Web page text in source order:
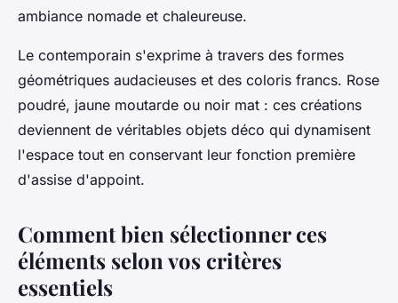
ambiance nomade et chaleureuse.
Le contemporain s'exprime à travers des formes
géométriques audacieuses et des coloris francs. Rose
poudré, jaune moutarde ou noir mat : ces créations
deviennent de véritables objets déco qui dynamisent
l'espace tout en conservant leur fonction première
d'assise d'appoint.
Comment bien sélectionner ces
éléments selon vos critères
essentiels